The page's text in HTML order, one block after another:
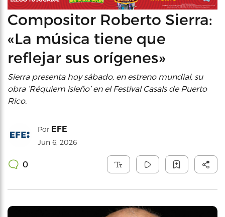
Compositor Roberto Sierra:
«La música tiene que
reflejar sus orígenes»
Sierra presenta hoy sábado, en estreno mundial, su
obra ‘Réquiem isleño’ en el Festival Casals de Puerto
Rico.
Por EFE
Jun 6, 2026
0